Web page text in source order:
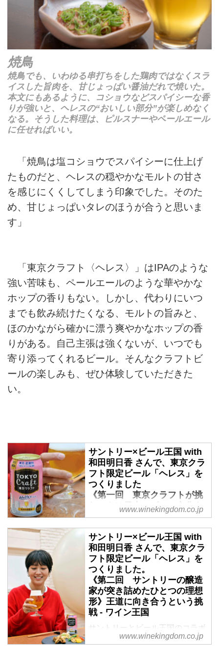
焼鳥
焼鳥でも、いわゆる串打ちをした鶏肉ではなくスラ
イスした旨肉を、甘じょっぱい醤油だれで焼いた。
本文にもあるように、コショウなどスパイシーな香
りが強いと、ヘレスの“おいしい部分”が楽しめなく
なる。そうした料理は、ピルスナーやペールエール
に任せればいい。
「焼鳥は塩コショウでスパイシーに仕上げ
たものだと、ヘレスの穏やかなモルトの甘さ
を感じにくくしてしまう印象でした。そのた
め、甘じょっぱいタレのほうが合うと思いま
す」
「東京クラフト〈ヘレス〉」はIPAのような
強い苦味も、ペールエールのような華やかな
ホップの香りもない。しかし、代わりにいつ
までも飲み続けたくなる、モルトの旨みと、
ほのかながら確かに漂う爽やかなホップの香
りがある。自己主張は強くないが、いつでも
寄り添ってくれるビール。そんなクラフトビ
ールの楽しみも、ぜひ体験していただきた
い。
サントリー×ビール王国 with
和田明日香 さんで、東京クラ
フト限定ビール「ヘレス」を
つくりました
《第一回 東京クラフトが挑
むべきは日本のビール文化を
次のステージに押し上げるこ
と》 - ワイン王国
サントリーとビール王国のコラボ
レーションによる東京クラフト
〈へレス〉が完成、3月17日に発
売されることになった。テーマは
「日本の食卓にふさわしいビー
ル」だ。ゆえに料理のプロフェッ
ショナルとして、料理家の和田明
何度も料理とのペアリングで試飲
を繰り返し、とことんサントリー
www.winekingdom.co.jp
サントリー×ビール王国 with
和田明日香 さんで、東京クラ
フト限定ビール「ヘレス」を
つくりました。
《第二回 サントリーの醸造
家が突き詰めたひとつの理想
形》王道に向き合うという挑
戦 - ワイン王国
サントリーとビール王国のコラボ
レーションによる東京クラフト
www.winekingdom.co.jp